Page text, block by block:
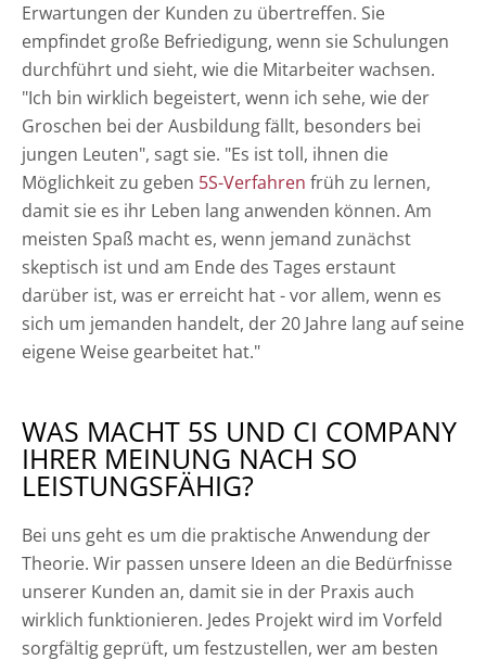
Erwartungen der Kunden zu übertreffen. Sie
empfindet große Befriedigung, wenn sie Schulungen
durchführt und sieht, wie die Mitarbeiter wachsen.
"Ich bin wirklich begeistert, wenn ich sehe, wie der
Groschen bei der Ausbildung fällt, besonders bei
jungen Leuten", sagt sie. "Es ist toll, ihnen die
Möglichkeit zu geben 5S-Verfahren früh zu lernen,
damit sie es ihr Leben lang anwenden können. Am
meisten Spaß macht es, wenn jemand zunächst
skeptisch ist und am Ende des Tages erstaunt
darüber ist, was er erreicht hat - vor allem, wenn es
sich um jemanden handelt, der 20 Jahre lang auf seine
eigene Weise gearbeitet hat."
WAS MACHT 5S UND CI COMPANY
IHRER MEINUNG NACH SO
LEISTUNGSFÄHIG?
Bei uns geht es um die praktische Anwendung der
Theorie. Wir passen unsere Ideen an die Bedürfnisse
unserer Kunden an, damit sie in der Praxis auch
wirklich funktionieren. Jedes Projekt wird im Vorfeld
sorgfältig geprüft, um festzustellen, wer am besten